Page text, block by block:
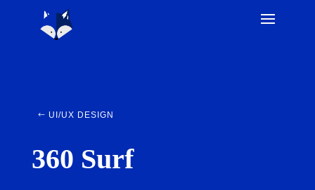
UI/UX DESIGN
360 Surf